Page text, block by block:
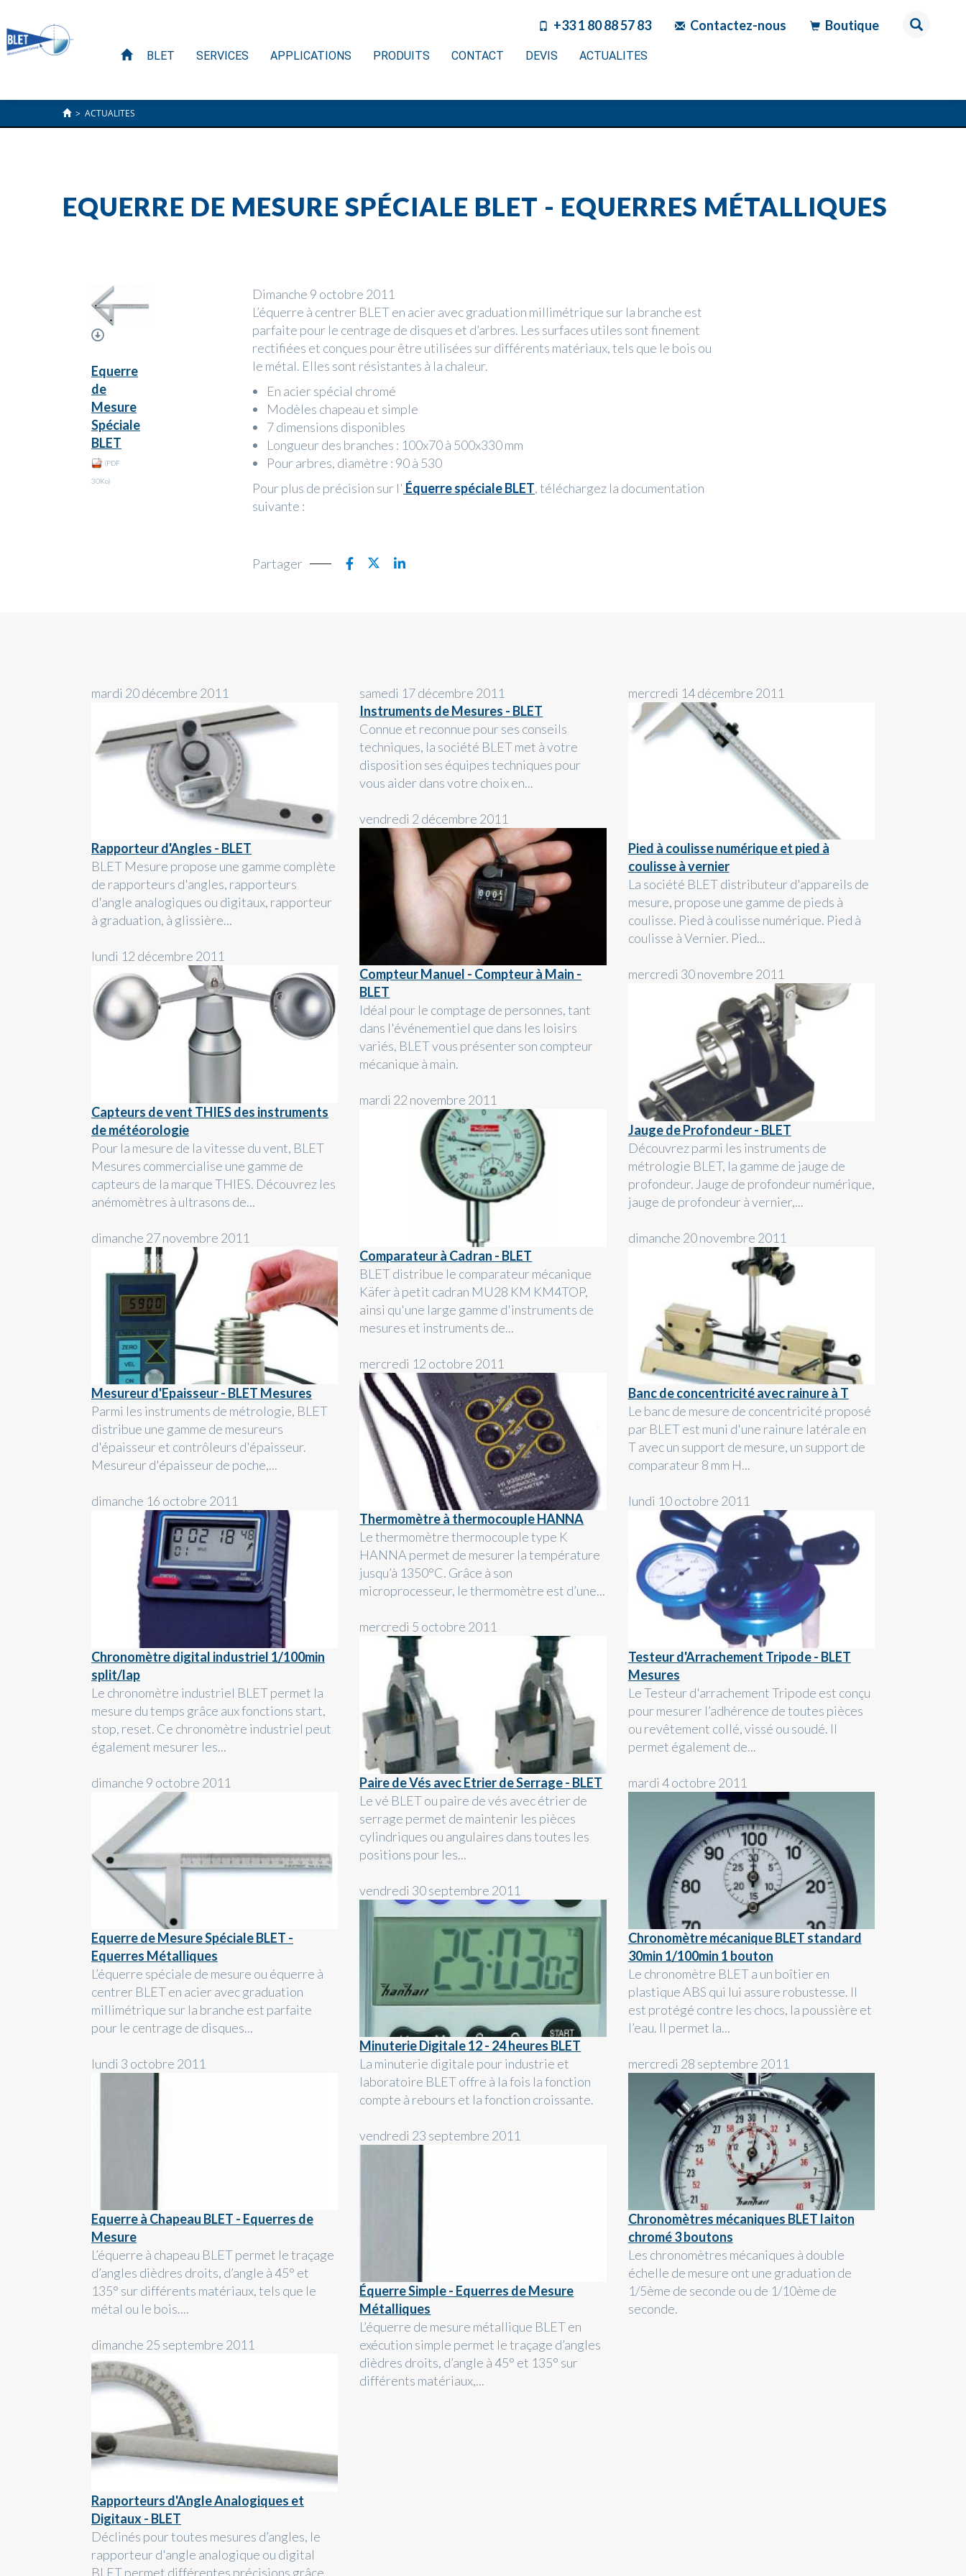
+33 1 80 88 57 83 Contactez-nous Boutique
BLET SERVICES APPLICATIONS PRODUITS CONTACT DEVIS ACTUALITES
> ACTUALITES
EQUERRE DE MESURE SPÉCIALE BLET - EQUERRES MÉTALLIQUES
Equerre
de
Mesure
Spéciale
BLET
(PDF
30Ko)
Dimanche 9 octobre 2011
L’équerre à centrer BLET en acier avec graduation millimétrique sur la branche est
parfaite pour le centrage de disques et d’arbres. Les surfaces utiles sont finement
rectifiées et conçues pour être utilisées sur différents matériaux, tels que le bois ou
le métal. Elles sont résistantes à la chaleur.
En acier spécial chromé
Modèles chapeau et simple
7 dimensions disponibles
Longueur des branches : 100x70 à 500x330 mm
Pour arbres, diamètre : 90 à 530
Pour plus de précision sur l' Équerre spéciale BLET, téléchargez la documentation
suivante :
Partager
mardi 20 décembre 2011
Rapporteur d'Angles - BLET
BLET Mesure propose une gamme complète
de rapporteurs d'angles, rapporteurs
d'angle analogiques ou digitaux, rapporteur
à graduation, à glissière...
lundi 12 décembre 2011
Capteurs de vent THIES des instruments
de météorologie
Pour la mesure de la vitesse du vent, BLET
Mesures commercialise une gamme de
capteurs de la marque THIES. Découvrez les
anémomètres à ultrasons de...
dimanche 27 novembre 2011
Mesureur d'Epaisseur - BLET Mesures
Parmi les instruments de métrologie, BLET
distribue une gamme de mesureurs
d'épaisseur et contrôleurs d'épaisseur.
Mesureur d'épaisseur de poche,...
dimanche 16 octobre 2011
Chronomètre digital industriel 1/100min
split/lap
Le chronomètre industriel BLET permet la
mesure du temps grâce aux fonctions start,
stop, reset. Ce chronomètre industriel peut
également mesurer les...
dimanche 9 octobre 2011
Equerre de Mesure Spéciale BLET -
Equerres Métalliques
L’équerre spéciale de mesure ou équerre à
centrer BLET en acier avec graduation
millimétrique sur la branche est parfaite
pour le centrage de disques...
lundi 3 octobre 2011
Equerre à Chapeau BLET - Equerres de
Mesure
L’équerre à chapeau BLET permet le traçage
d’angles dièdres droits, d’angle à 45° et
135° sur différents matériaux, tels que le
métal ou le bois....
dimanche 25 septembre 2011
Rapporteurs d'Angle Analogiques et
Digitaux - BLET
Déclinés pour toutes mesures d’angles, le
rapporteur d'angle analogique ou digital
BLET permet différentes précisions grâce
samedi 17 décembre 2011
Instruments de Mesures - BLET
Connue et reconnue pour ses conseils
techniques, la société BLET met à votre
disposition ses équipes techniques pour
vous aider dans votre choix en...
vendredi 2 décembre 2011
Compteur Manuel - Compteur à Main -
BLET
Idéal pour le comptage de personnes, tant
dans l'événementiel que dans les loisirs
variés, BLET vous présenter son compteur
mécanique à main.
mardi 22 novembre 2011
Comparateur à Cadran - BLET
BLET distribue le comparateur mécanique
Käfer à petit cadran MU28 KM KM4TOP,
ainsi qu'une large gamme d'instruments de
mesures et instruments de...
mercredi 12 octobre 2011
Thermomètre à thermocouple HANNA
Le thermomètre thermocouple type K
HANNA permet de mesurer la température
jusqu’à 1350°C. Grâce à son
microprocesseur, le thermomètre est d’une...
mercredi 5 octobre 2011
Paire de Vés avec Etrier de Serrage - BLET
Le vé BLET ou paire de vés avec étrier de
serrage permet de maintenir les pièces
cylindriques ou angulaires dans toutes les
positions pour les...
vendredi 30 septembre 2011
Minuterie Digitale 12 - 24 heures BLET
La minuterie digitale pour industrie et
laboratoire BLET offre à la fois la fonction
compte à rebours et la fonction croissante.
vendredi 23 septembre 2011
Équerre Simple - Equerres de Mesure
Métalliques
L’équerre de mesure métallique BLET en
exécution simple permet le traçage d’angles
dièdres droits, d’angle à 45° et 135° sur
différents matériaux,...
mercredi 14 décembre 2011
Pied à coulisse numérique et pied à
coulisse à vernier
La société BLET distributeur d'appareils de
mesure, propose une gamme de pieds à
coulisse. Pied à coulisse numérique. Pied à
coulisse à Vernier. Pied...
mercredi 30 novembre 2011
Jauge de Profondeur - BLET
Découvrez parmi les instruments de
métrologie BLET, la gamme de jauge de
profondeur. Jauge de profondeur numérique,
jauge de profondeur à vernier,...
dimanche 20 novembre 2011
Banc de concentricité avec rainure à T
Le banc de mesure de concentricité proposé
par BLET est muni d'une rainure latérale en
T avec un support de mesure, un support de
comparateur 8 mm H...
lundi 10 octobre 2011
Testeur d'Arrachement Tripode - BLET
Mesures
Le Testeur d'arrachement Tripode est conçu
pour mesurer l’adhérence de toutes pièces
ou revêtement collé, vissé ou soudé. Il
permet également de...
mardi 4 octobre 2011
Chronomètre mécanique BLET standard
30min 1/100min 1 bouton
Le chronomètre BLET a un boîtier en
plastique ABS qui lui assure robustesse. Il
est protégé contre les chocs, la poussière et
l’eau. Il permet la...
mercredi 28 septembre 2011
Chronomètres mécaniques BLET laiton
chromé 3 boutons
Les chronomètres mécaniques à double
échelle de mesure ont une graduation de
1/5ème de seconde ou de 1/10ème de
seconde.